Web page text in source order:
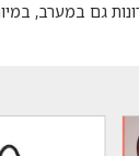
גם במערב,